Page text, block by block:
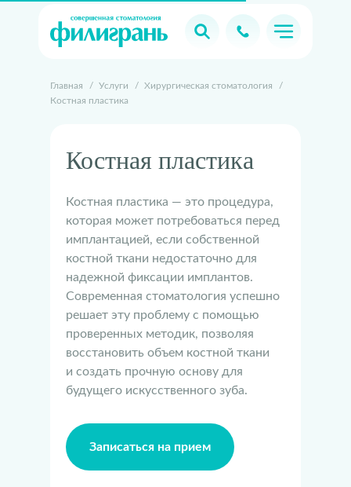
Главная / Услуги / Хирургическая стоматология
/
Костная пластика
Костная пластика
Костная пластика — это процедура,
которая может потребоваться перед
имплантацией, если собственной
костной ткани недостаточно для
надежной фиксации имплантов.
Современная стоматология успешно
решает эту проблему с помощью
проверенных методик, позволяя
восстановить объем костной ткани
и создать прочную основу для
будущего искусственного зуба.
Записаться на прием